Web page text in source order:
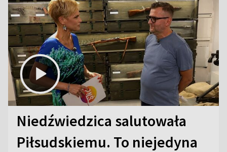
Niedźwiedzica salutowała
Piłsudskiemu. To niejedyna